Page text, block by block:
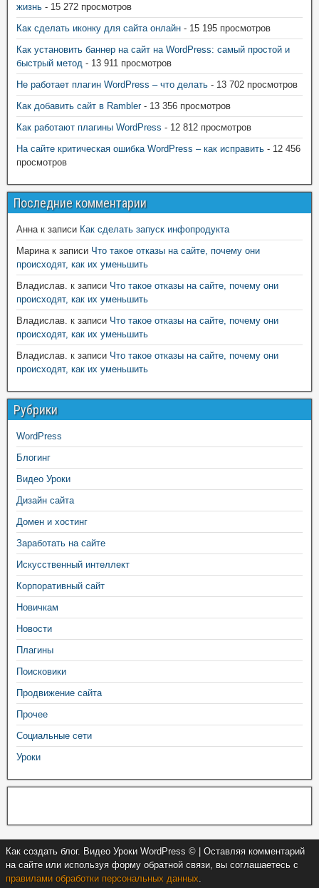
жизнь - 15 272 просмотров
Как сделать иконку для сайта онлайн - 15 195 просмотров
Как установить баннер на сайт на WordPress: самый простой и
быстрый метод - 13 911 просмотров
Не работает плагин WordPress – что делать - 13 702 просмотров
Как добавить сайт в Rambler- 13 356 просмотров
Как работают плагины WordPress - 12 812 просмотров
На сайте критическая ошибка WordPress – как исправить - 12 456
просмотров
Последние комментарии
Анна к записи Как сделать запуск инфопродукта
Марина к записи Что такое отказы на сайте, почему они
происходят, как их уменьшить
Владислав. к записи Что такое отказы на сайте, почему они
происходят, как их уменьшить
Владислав. к записи Что такое отказы на сайте, почему они
происходят, как их уменьшить
Владислав. к записи Что такое отказы на сайте, почему они
происходят, как их уменьшить
Рубрики
WordPress
Блогинг
Видео Уроки
Дизайн сайта
Домен и хостинг
Заработать на сайте
Искусственный интеллект
Корпоративный сайт
Новичкам
Новости
Плагины
Поисковики
Продвижение сайта
Прочее
Социальные сети
Уроки
Как создать блог. Видео Уроки WordPress © | Оставляя комментарий
на сайте или используя форму обратной связи, вы соглашаетесь с
правилами обработки персональных данных